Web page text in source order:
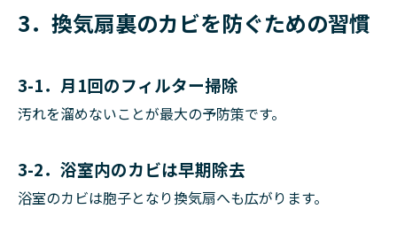
3．換気扇裏のカビを防ぐための習慣
3-1．月1回のフィルター掃除
汚れを溜めないことが最大の予防策です。
3-2．浴室内のカビは早期除去
浴室のカビは胞子となり換気扇へも広がります。